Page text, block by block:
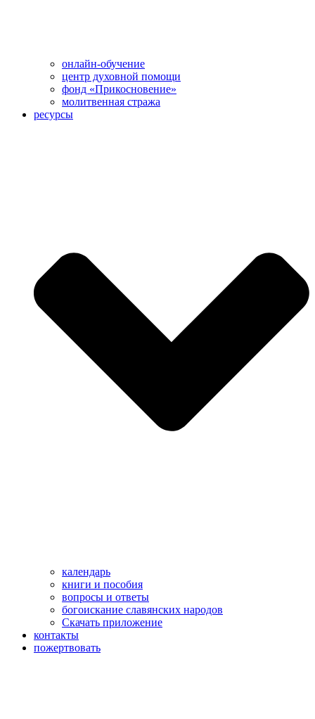
онлайн-обучение
центр духовной помощи
фонд «Прикосновение»
молитвенная стража
ресурсы
календарь
книги и пособия
вопросы и ответы
богоискание славянских народов
Скачать приложение
контакты
пожертвовать